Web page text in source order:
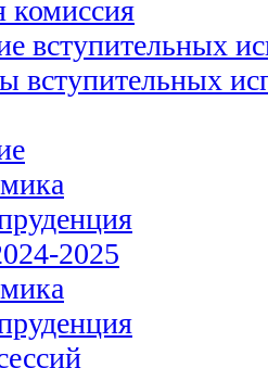
комиссия
вступительных
вступительных
2025